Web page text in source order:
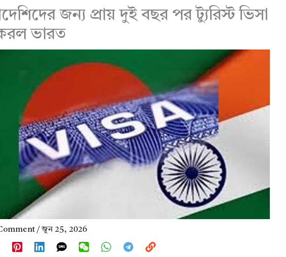
জন্য প্রায় দুই বছর পর ট্যুরিস্ট ভিসা
ভারত
/জুন 25, 2026